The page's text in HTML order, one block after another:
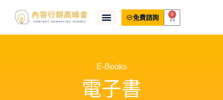
免費諮詢 0
E-Books
電子書